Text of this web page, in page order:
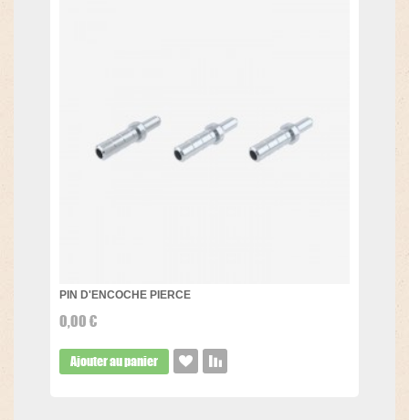
PIN D'ENCOCHE PIERCE
0,00 €
Ajouter au panier